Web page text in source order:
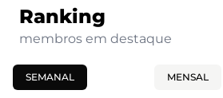
Ranking
membros em destaque
SEMANAL MENSAL